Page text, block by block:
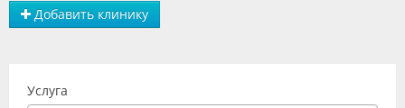
Обучение
Резюме
Добавить клинику
Услуга